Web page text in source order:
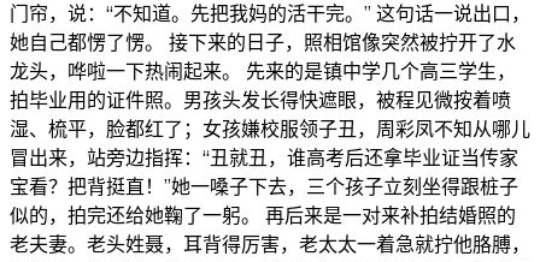
门帘，说：“不知道。先把我妈的活干完。” 这句话一说出口，
她自己都愣了愣。 接下来的日子，照相馆像突然被拧开了水
龙头，哗啦一下热闹起来。 先来的是镇中学几个高三学生，
拍毕业用的证件照。男孩头发长得快遮眼，被程见微按着喷
湿、梳平，脸都红了；女孩嫌校服领子丑，周彩凤不知从哪儿
冒出来，站旁边指挥：“丑就丑，谁高考后还拿毕业证当传家
宝看？把背挺直！”她一嗓子下去，三个孩子立刻坐得跟桩子
似的，拍完还给她鞠了一躬。 再后来是一对来补拍结婚照的
老夫妻。老头姓聂，耳背得厉害，老太太一着急就拧他胳膊，